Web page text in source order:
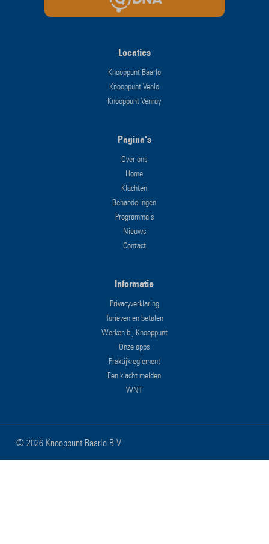
Locaties
Knooppunt Baarlo
Knooppunt Venlo
Knooppunt Venray
Pagina's
Over ons
Home
Klachten
Behandelingen
Programma's
Nieuws
Contact
Informatie
Privacyverklaring
Tarieven en betalen
Werken bij Knooppunt
Onze apps
Praktijkreglement
Een klacht melden
WNT
© 2026 Knooppunt Baarlo B.V.